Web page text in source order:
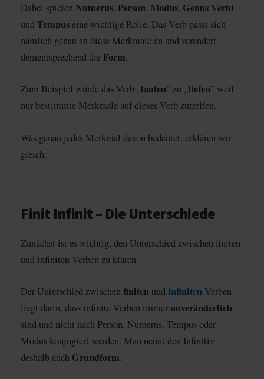
Dabei spielen Numerus, Person, Modus, Genus Verbi
und Tempuseine wichtige Rolle. Das Verb passt sich
nämlich genau an diese Merkmale an und verändert
dementsprechend die Form.
Zum Beispiel würde das Verb „laufen” zu „liefen” weil
nur bestimmte Merkmale auf dieses Verb zutreffen.
Was genau jedes Merkmal davon bedeutet, erklären wir
gleich.
Finit Infinit – Die Unterschiede
Zunächst ist es wichtig, den Unterschied zwischen finiten
und infiniten Verben zu klären.
Der Unterschied zwischen finiten und infiniten Verben
liegt darin, dass infinite Verben immer unveränderlich
sind und nicht nach Person, Numerus, Tempus oder
Modus konjugiert werden. Man nennt den Infinitiv
deshalb auch Grundform.